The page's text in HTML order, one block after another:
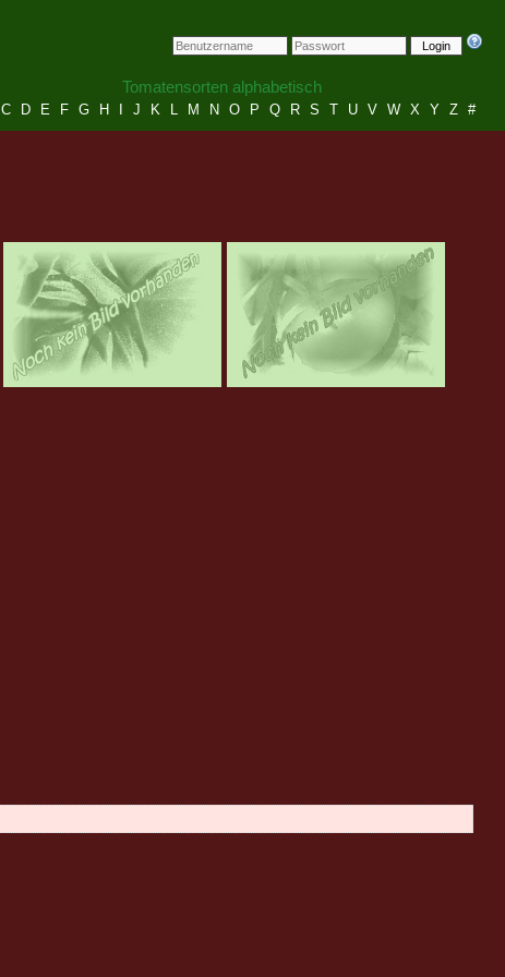
Login
Tomatensorten alphabetisch
C D E F G H J K L M N O P Q R S T U V W X Y Z #